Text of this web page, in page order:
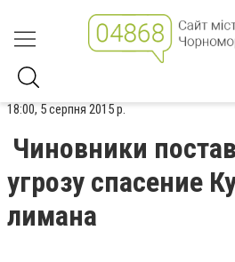
18:00, 5 серпня 2015 р.
Чиновники
угрозу спасение
лимана